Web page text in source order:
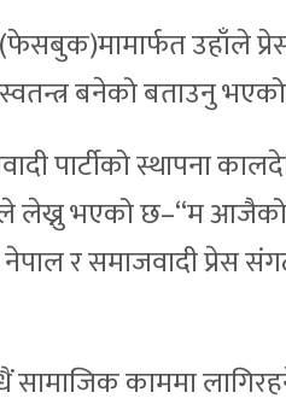
उहाँले
स्वतन्त्र बनेको बताउनु
पार्टीको स्थापना
लेख्नु भएको छ–“म
र समाजवादी प्रेस
काममा